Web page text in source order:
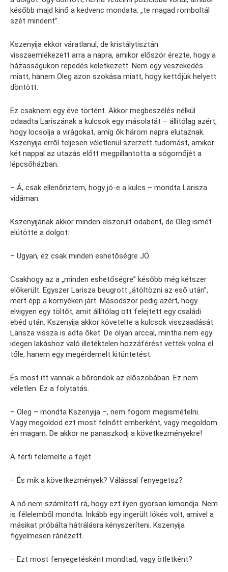
később majd kinő a kedvenc mondata: „te magad romboltál
szét mindent”.
Kszenyija ekkor váratlanul, de kristálytisztán
visszaemlékezett arra a napra, amikor először érezte, hogy a
házasságukon repedés keletkezett. Nem egy veszekedés
miatt, hanem Oleg azon szokása miatt, hogy kettőjük helyett
döntött.
Ez csaknem egy éve történt. Akkor megbeszélés nélkül
odaadta Lariszának a kulcsok egy másolatát – állítólag azért,
hogy locsolja a virágokat, amíg ők három napra elutaznak.
Kszenyija erről teljesen véletlenül szerzett tudomást, amikor
két nappal az utazás előtt megpillantotta a sógornőjét a
lépcsőházban.
– Á, csak ellenőriztem, hogy jó-e a kulcs – mondta Larisza
vidáman.
Kszenyijának akkor minden elszorult odabent, de Oleg ismét
elütötte a dolgot:
– Ugyan, ez csak minden eshetőségre JÓ.
Csakhogy az a „minden eshetőségre” később még kétszer
előkerült. Egyszer Larisza beugrott „átöltözni az eső után”,
mert épp a környéken járt. Másodszor pedig azért, hogy
elvigyen egy töltőt, amit állítólag ott felejtett egy családi
ebéd után. Kszenyija akkor követelte a kulcsok visszaadását.
Larisza vissza is adta őket. De olyan arccal, mintha nem egy
idegen lakáshoz való illetéktelen hozzáférést vettek volna el
tőle, hanem egy megérdemelt kitüntetést.
És most itt vannak a bőröndök az előszobában. Ez nem
véletlen. Ez a folytatás.
– Oleg – mondta Kszenyija –, nem fogom megismételni.
Vagy megoldod ezt most felnőtt emberként, vagy megoldom
én magam. De akkor ne panaszkodj a következményekre!
A férfi felemelte a fejét.
– És mik a következmények? Válással fenyegetsz?
A nő nem számított rá, hogy ezt ilyen gyorsan kimondja. Nem
is félelemből mondta. Inkább egy ingerült lökés volt, amivel a
másikat próbálta hátrálásra kényszeríteni. Kszenyija
figyelmesen ránézett.
– Ezt most fenyegetésként mondtad, vagy ötletként?